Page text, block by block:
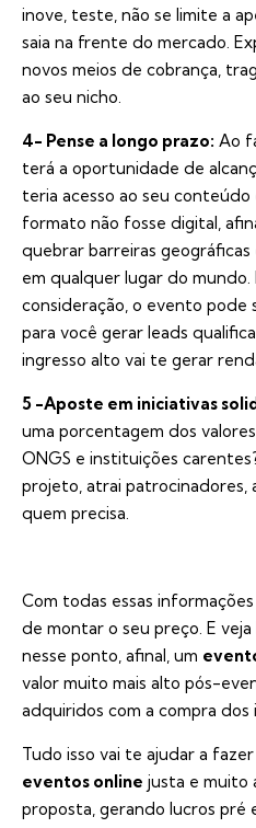
inove, teste, não se limite a
saia na frente do mercado.
novos meios de cobrança,
ao seu nicho.
4- Pense a longo prazo: Ao
terá a oportunidade de
teria acesso ao seu
formato não fosse digital,
quebrar barreiras
em qualquer lugar do mundo.
consideração, o evento
para você gerar leads
ingresso alto vai te gerar
5 -Aposte em iniciativas
uma porcentagem dos
ONGS e instituições
projeto, atrai patrocinadores,
quem precisa.
Com todas essas
de montar o seu preço. E veja
nesse ponto, afinal, um
valor muito mais alto pós-
adquiridos com a compra dos
Tudo isso vai te ajudar a fazer
eventos online justa e muito
proposta, gerando lucros pré